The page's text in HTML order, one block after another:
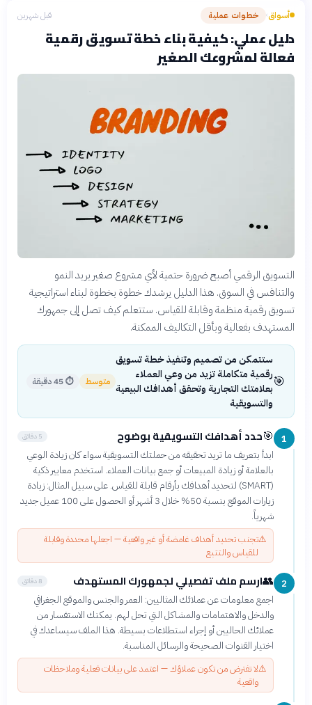
أسواق› خطوات عملية قبل شهرين
دليل عملي: كيفية بناء خطة تسويق رقمية
فعالة لمشروعك الصغير
التسويق الرقمي أصبح ضرورة حتمية لأي مشروع صغير يريد النمو
والتنافس في السوق. هذا الدليل يرشدك خطوة بخطوة لبناء استراتيجية
تسويق رقمية منظمة وقابلة للقياس. ستتعلم كيف تصل إلى جمهورك
المستهدف بفعالية وبأقل التكاليف الممكنة.
🎯
ستتمكن من تصميم وتنفيذ خطة تسويق
رقمية متكاملة تزيد من وعي العملاء
بعلامتك التجارية وتحقق أهدافك البيعية
والتسويقية
متوسط ⏱45 دقيقة
1
🎯حدد أهدافك التسويقية بوضوح 5 دقائق
ابدأ بتعريف ما تريد تحقيقه من حملتك التسويقية سواء كان زيادة الوعي
بالعلامة أو زيادة المبيعات أو جمع بيانات العملاء. استخدم معايير ذكية
(SMART) لتحديد أهدافك بأرقام قابلة للقياس. على سبيل المثال: زيادة
زيارات الموقع بنسبة 50% خلال 3 أشهر أو الحصول على 100 عميل جديد
شهرياً.
⚠️تجنب تحديد أهداف غامضة أو غير واقعية — اجعلها محددة وقابلة
للقياس والتتبع
2
👥ارسم ملف تفصيلي لجمهورك المستهدف 8 دقائق
اجمع معلومات عن عملائك المثاليين: العمر والجنس والموقع الجغرافي
والدخل والاهتمامات والمشاكل التي تحل لهم. يمكنك الاستفسار من
عملائك الحاليين أو إجراء استطلاعات بسيطة. هذا الملف سيساعدك في
اختيار القنوات الصحيحة والرسائل المناسبة.
⚠️لا تفترض من تكون عملاؤك — اعتمد على بيانات فعلية وملاحظات
واقعية